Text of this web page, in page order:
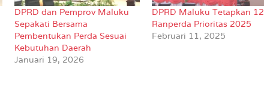
DPRD dan Pemprov Maluku
Sepakati Bersama
Pembentukan Perda Sesuai
Kebutuhan Daerah
Januari 19, 2026
DPRD Maluku Tetapkan 12
Ranperda Prioritas 2025
Februari 11, 2025